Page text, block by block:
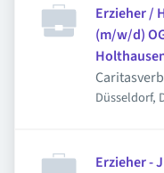
Erzieher /
(m/w/d)
Düsseldorf,
Erzieher -